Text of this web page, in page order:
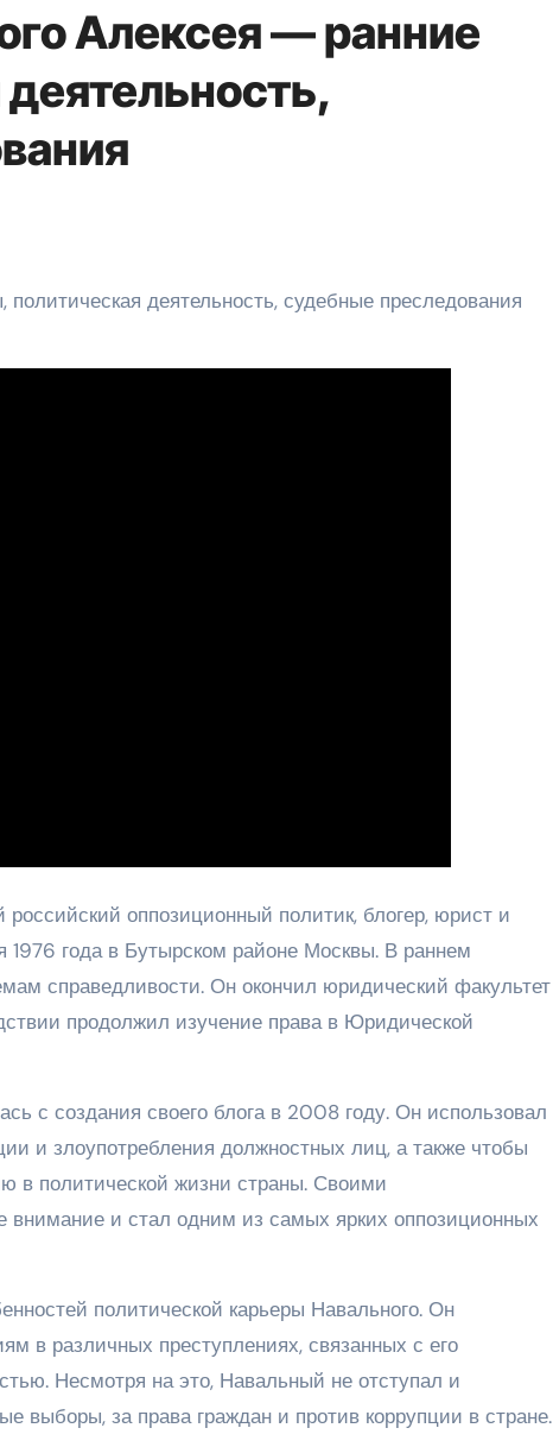
Алексея — ранние
оппозиционный политик, блогер, юрист и
года в Бутырском районе Москвы. В раннем
справедливости. Он окончил юридический факультет
продолжил изучение права в Юридической
с создания своего блога в 2008 году. Он использовал
и злоупотребления должностных лиц, а также чтобы
в политической жизни страны. Своими
и стал одним из самых ярких оппозиционных
политической карьеры Навального. Он
в различных преступлениях, связанных с его
Несмотря на это, Навальный не отступал и
выборы, за права граждан и против коррупции в стране.